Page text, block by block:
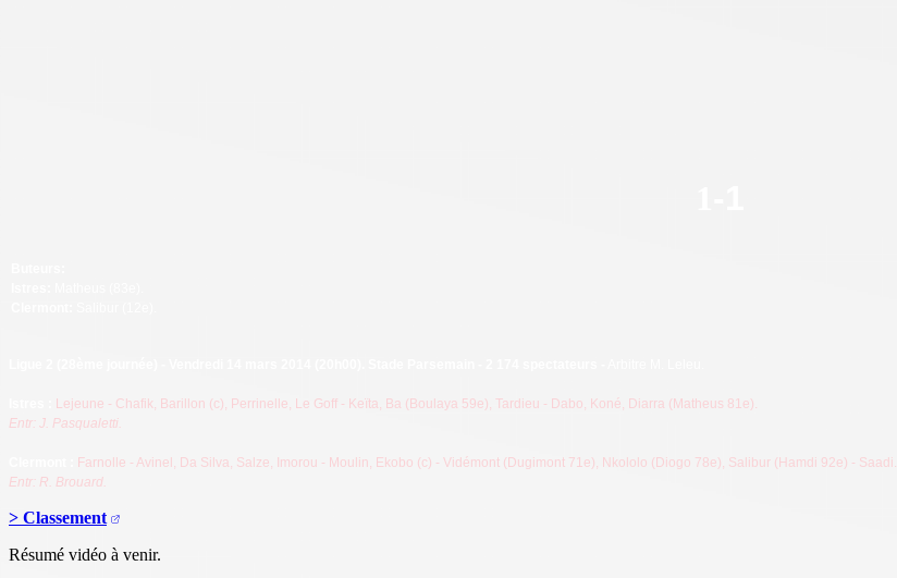
Lejeune - Chafik, Barillon (c), Perrinelle, Le Goff - Keïta, Ba (Boulaya 59e), Tardieu - Dabo, Koné, Diarra (Matheus 81e).
Entr: J. Pasqualetti.
Farnolle - Avinel, Da Silva, Salze, Imorou - Moulin, Ekobo (c) - Vidémont (Dugimont 71e), Nkololo (Diogo 78e), Salibur (Hamdi 92e) - Saadi.
Entr: R. Brouard.
> Classement
Résumé vidéo à venir.